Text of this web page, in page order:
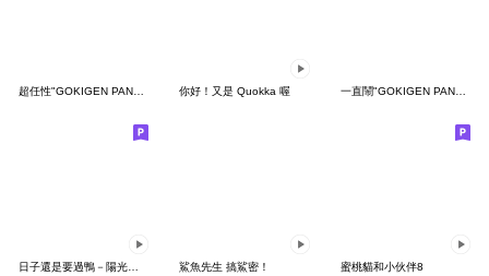
你好！又是 Quokka 喔 一直鬧"GOKIGEN PANDA" 台灣版
鯊魚先生 搞鯊密！ 蜜桃貓和小伙伴8